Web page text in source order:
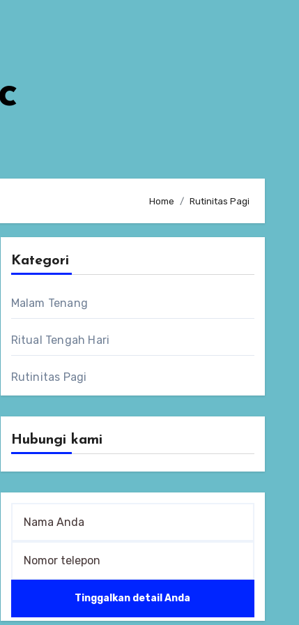
Home Rutinitas Pagi
Kategori
Malam Tenang
Ritual Tengah Hari
Rutinitas Pagi
Hubungi kami